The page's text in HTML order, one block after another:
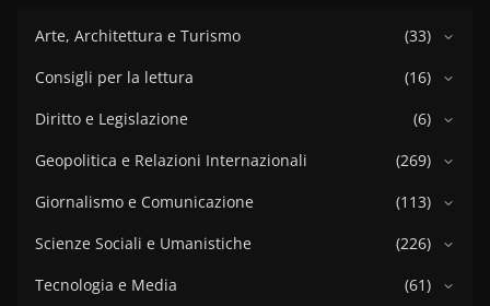
Arte, Architettura e Turismo
(33)
Consigli per la lettura
(16)
Diritto e Legislazione
(6)
Geopolitica e Relazioni Internazionali
(269)
Giornalismo e Comunicazione
(113)
Scienze Sociali e Umanistiche
(226)
Tecnologia e Media
(61)